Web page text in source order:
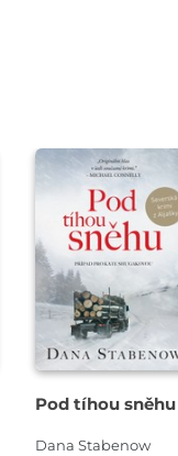
Pod tíhou sněhu
Dana Stabenow